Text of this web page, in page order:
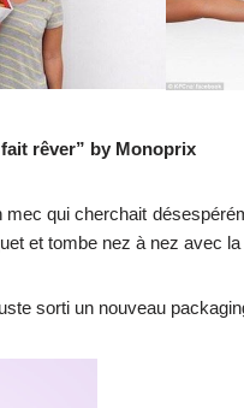
fait rêver” by Monoprix
mec qui cherchait
et tombe nez à nez avec
sorti un nouveau